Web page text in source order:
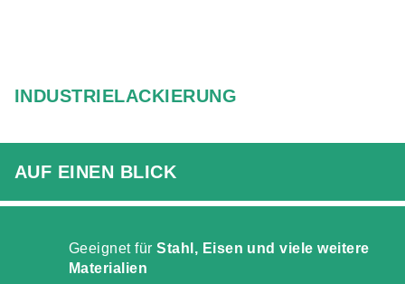
INDUSTRIELACKIERUNG
AUF EINEN BLICK
Geeignet fürStahl, Eisen und viele weitere
Materialien